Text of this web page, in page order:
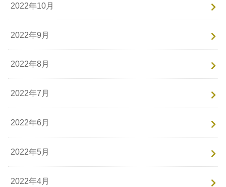
2022年10月
2022年9月
2022年8月
2022年7月
2022年6月
2022年5月
2022年4月